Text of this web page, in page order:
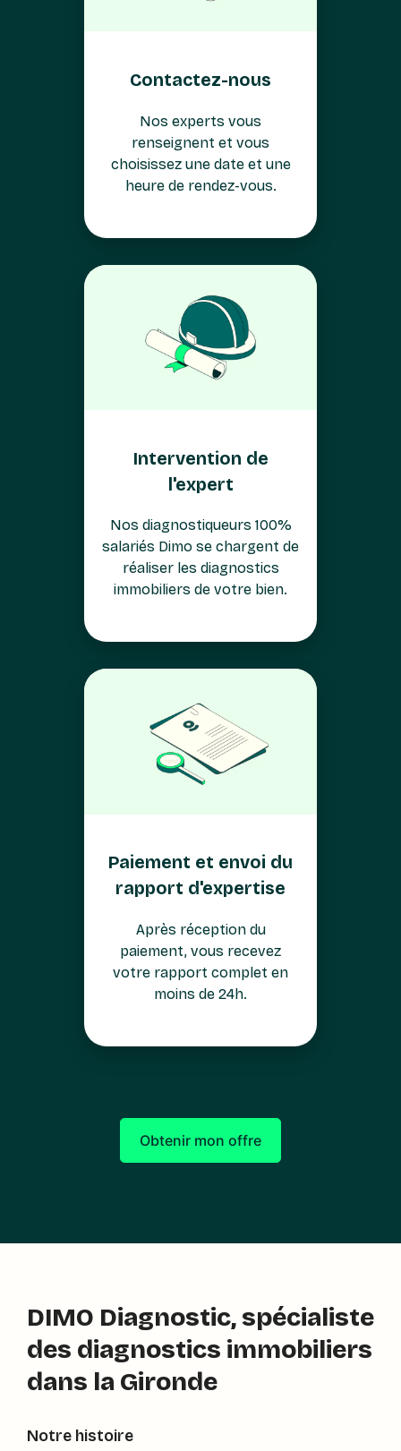
Contactez-nous
Nos experts vous
renseignent et vous
choisissez une date et une
heure de rendez-vous.
Intervention de
l'expert
Nos diagnostiqueurs 100%
salariés Dimo se chargent de
réaliser les diagnostics
immobiliers de votre bien.
Paiement et envoi du
rapport d'expertise
Après réception du
paiement, vous recevez
votre rapport complet en
moins de 24h.
Obtenir mon offre
DIMO Diagnostic, spécialiste
des diagnostics immobiliers
dans la Gironde
Notre histoire